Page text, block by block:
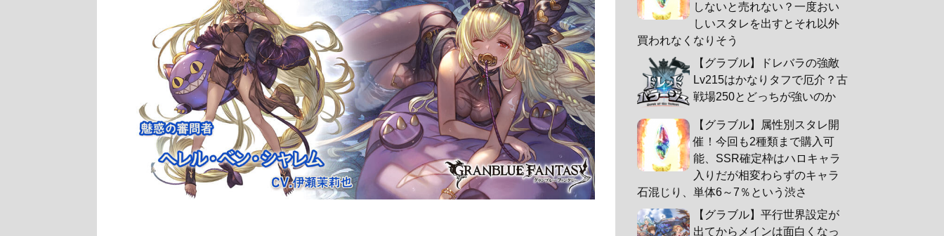
しないと売れない？一度おい
しいスタレを出すとそれ以外
買われなくなりそう
【グラブル】ドレバラの強敵
Lv215はかなりタフで厄介？古
戦場250とどっちが強いのか
【グラブル】属性別スタレ開
催！今回も2種類まで購入可
能、SSR確定枠はハロキャラ
入りだが相変わらずのキャラ
石混じり、単体6～7％という渋さ
【グラブル】平行世界設定が
出てからメインは面白くなっ